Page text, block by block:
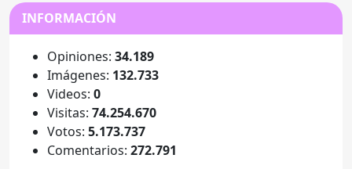
INFORMACIÓN
Opiniones: 34.189
Imágenes: 132.733
Videos: 0
Visitas: 74.254.670
Votos: 5.173.737
Comentarios: 272.791